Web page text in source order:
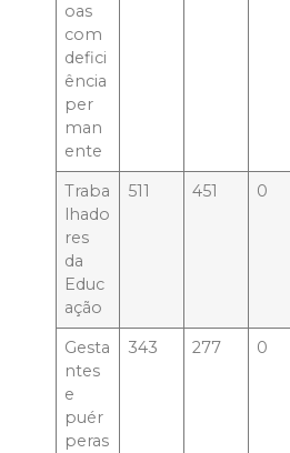
oas
com
defici
ência
per
man
ente
Traba
lhado
res
da
Educ
ação
511 451 0
Gesta
ntes
e
puér
peras
343 277 0